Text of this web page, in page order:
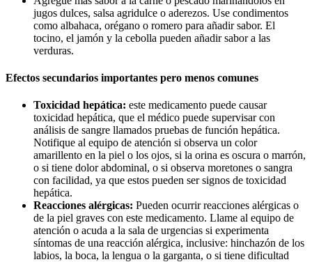
jugos dulces, salsa agridulce o aderezos. Use condimentos
como albahaca, orégano o romero para añadir sabor. El
tocino, el jamón y la cebolla pueden añadir sabor a las
verduras.
Efectos secundarios importantes pero menos comunes
Toxicidad hepática: este medicamento puede causar
toxicidad hepática, que el médico puede supervisar con
análisis de sangre llamados pruebas de función hepática.
Notifique al equipo de atención si observa un color
amarillento en la piel o los ojos, si la orina es oscura o marrón,
o si tiene dolor abdominal, o si observa moretones o sangra
con facilidad, ya que estos pueden ser signos de toxicidad
hepática.
Reacciones alérgicas: Pueden ocurrir reacciones alérgicas o
de la piel graves con este medicamento. Llame al equipo de
atención o acuda a la sala de urgencias si experimenta
síntomas de una reacción alérgica, inclusive: hinchazón de los
labios, la boca, la lengua o la garganta, o si tiene dificultad